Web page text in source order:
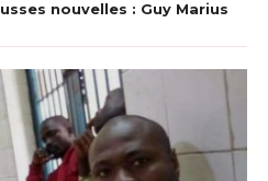
nouvelles : Guy Marius